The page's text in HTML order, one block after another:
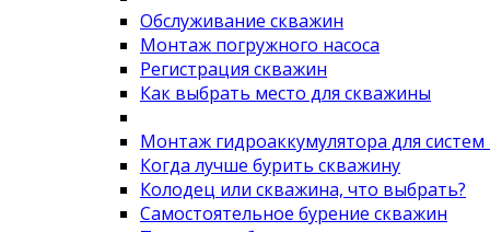
Обслуживание скважин
Монтаж погружного насоса
Регистрация скважин
Как выбрать место для скважины
Монтаж гидроаккумулятора для
Когда лучше бурить скважину
Колодец или скважина, что выбрать?
Самостоятельное бурение скважин